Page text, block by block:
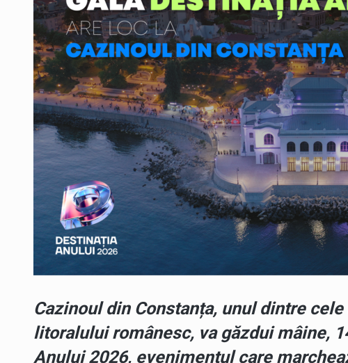
Cazinoul din Constanța, unul dintre
litoralului românesc, va găzdui mâine,
Anului 2026, evenimentul care